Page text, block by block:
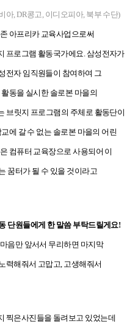
아, DR콩고, 이디오피아, 북부 수단)
아프리카 교육사업으로써
프로그램 활동국가에요. 삼성전자가
전자 임직원들이 참여하여 그
동을 실시한 솔로본 마을의
브릿지 프로그램의 주체로 활동단이
에 갈 수 없는 솔로본 마을의 어린
컴퓨터 교육장으로 사용되어 이
꿈터가 될 수 있을 것이라고
단원들에게 한 말씀 부탁드릴게요!
음만 앞서서 무리하면 마지막
력해줘서 고맙고, 고생해줘서
찍은사진들을 돌려보고 있었는데